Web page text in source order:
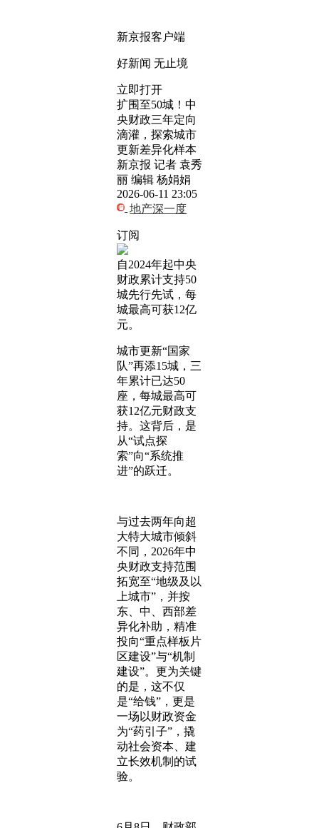
新京报客户端
好新闻 无止境
立即打开
扩围至50城！中
央财政三年定向
滴灌，探索城市
更新差异化样本
新京报 记者 袁秀
丽 编辑 杨娟娟
2026-06-11 23:05
地产深一度
订阅
自2024年起中央
财政累计支持50
城先行先试，每
城最高可获12亿
元。
城市更新“国家
队”再添15城，三
年累计已达50
座，每城最高可
获12亿元财政支
持。这背后，是
从“试点探
索”向“系统推
进”的跃迁。
与过去两年向超
大特大城市倾斜
不同，2026年中
央财政支持范围
拓宽至“地级及以
上城市”，并按
东、中、西部差
异化补助，精准
投向“重点样板片
区建设”与“机制
建设”。更为关键
的是，这不仅
是“给钱”，更是
一场以财政资金
为“药引子”，撬
动社会资本、建
立长效机制的试
验。